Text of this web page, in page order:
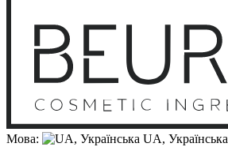
Мова: UA, Українська